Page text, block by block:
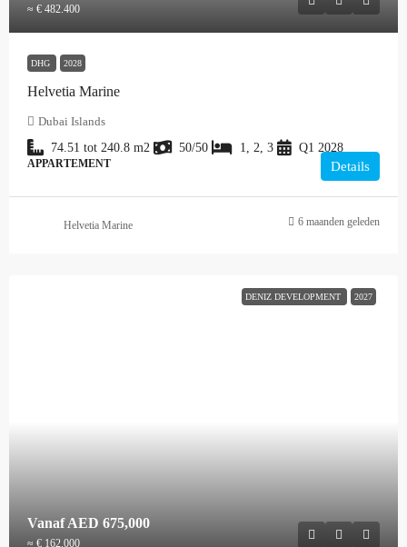
≈ € 482.400
DHG 2028
Helvetia Marine
Dubai Islands
74.51 tot 240.8 m2 50/50 1, 2, 3 Q1 2028
APPARTEMENT Details
Helvetia Marine 6 maanden geleden
DENIZ DEVELOPMENT 2027
VanafAED 675,000
≈ € 162.000